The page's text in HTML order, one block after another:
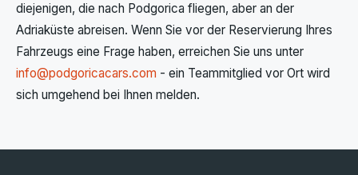
diejenigen, die nach Podgorica fliegen, aber an der
Adriaküste abreisen. Wenn Sie vor der Reservierung Ihres
Fahrzeugs eine Frage haben, erreichen Sie uns unter
info@podgoricacars.com - ein Teammitglied vor Ort wird
sich umgehend bei Ihnen melden.